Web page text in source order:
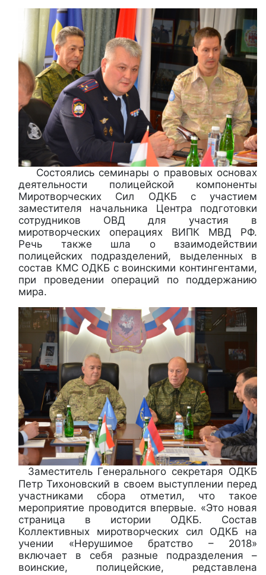
Состоялись семинары о правовых основах
деятельности полицейской компоненты
Миротворческих Сил ОДКБ с участием
заместителя начальника Центра подготовки
сотрудников ОВД для участия в
миротворческих операциях ВИПК МВД РФ.
Речь также шла о взаимодействии
полицейских подразделений, выделенных в
состав КМС ОДКБ с воинскими контингентами,
при проведении операций по поддержанию
мира.
Заместитель Генерального секретаря ОДКБ
Петр Тихоновский в своем выступлении перед
участниками сбора отметил, что такое
мероприятие проводится впервые. «Это новая
страница в истории ОДКБ. Состав
Коллективных миротворческих сил ОДКБ на
учении «Нерушимое братство – 2018»
включает в себя разные подразделения –
воинские, полицейские, редставлена